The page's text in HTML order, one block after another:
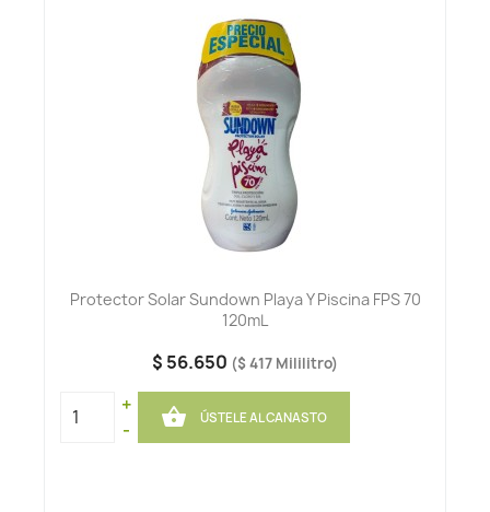
Protector Solar Sundown Playa Y Piscina FPS 70
120mL
$ 56.650 ($ 417 Mililitro)
+
-
 ÚSTELE AL CANASTO